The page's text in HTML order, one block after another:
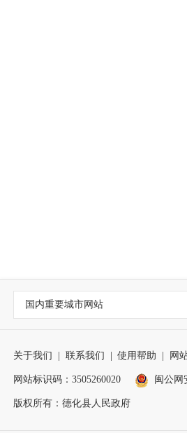
国内重要城市网站
关于我们 | 联系我们 | 使用帮助 | 网
网站标识码：3505260020 闽公网
版权所有：德化县人民政府